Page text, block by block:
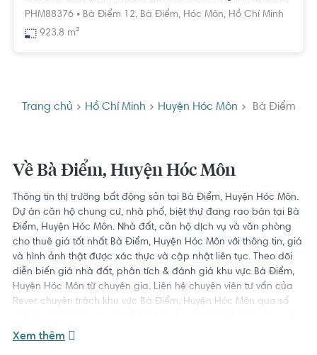
PHM88376 • Bà Điểm 12, Bà Điểm, Hóc Môn, Hồ Chí Minh
923.8 m²
Trang chủ Hồ Chí Minh Huyện Hóc Môn Bà Điểm
Về Bà Điểm, Huyện Hóc Môn
Thông tin thị trường bất động sản tại Bà Điểm, Huyện Hóc Môn.
Dự án căn hộ chung cư, nhà phố, biệt thự đang rao bán tại Bà
Điểm, Huyện Hóc Môn. Nhà đất, căn hộ dịch vụ và văn phòng
cho thuê giá tốt nhất Bà Điểm, Huyện Hóc Môn với thông tin, giá
và hình ảnh thật được xác thực và cập nhật liên tục. Theo dõi
diễn biến giá nhà đất, phân tích & đánh giá khu vực Bà Điểm,
Huyện Hóc Môn từ chuyên gia. Liên hệ chuyên viên tư vấn của
Rever chuyên trách khu vực Bà Điểm, Huyện Hóc Môn qua số
giá tốt nhất.
Xem thêm